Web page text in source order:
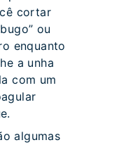
cortar
ou
enquanto
a unha
com um
algumas